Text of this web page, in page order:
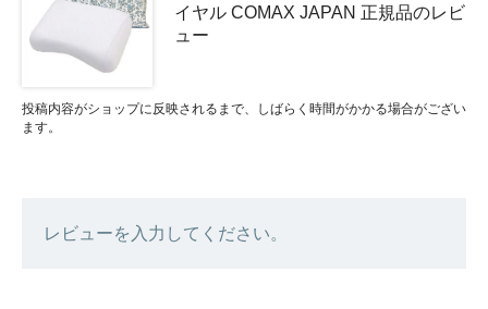
イヤル COMAX JAPAN 正規品のレビ
ュー
投稿内容がショップに反映されるまで、しばらく時間がかかる場合がござい
ます。
レビューを入力してください。